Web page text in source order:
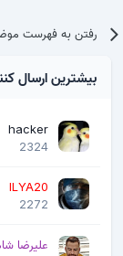
رفتن به فهرست
بیشترین ارسال
hacker
2324
ILYA20
2272
علیرضا